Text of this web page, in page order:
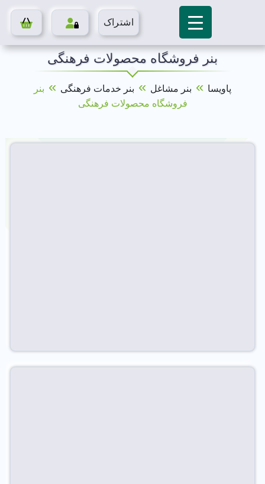
اشتراک
بنر فروشگاه محصولات فرهنگی
پاویسا » بنر مشاغل » بنر خدمات فرهنگی » بنر
فروشگاه محصولات فرهنگی